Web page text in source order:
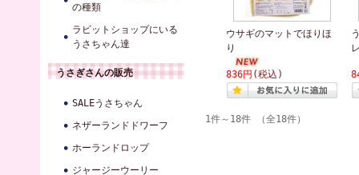
の種類
ラビットショップにいる
うさちゃん達
うさぎさんの販売
SALEうさちゃん
ネザーランドドワーフ
ホーランドロップ
ジャージーウーリー
ウサギのマットでほりほ
り
836円 (税込)
1件～18件 （全18件）